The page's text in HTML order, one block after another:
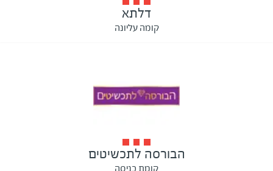
דלתא
קומה עליונה
הבורסה לתכשיטים
קומת כניסה